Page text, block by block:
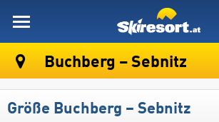
Buchberg – Sebnitz
Größe Buchberg – Sebnitz